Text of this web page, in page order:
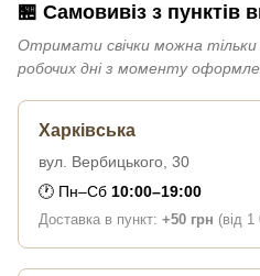
🏪 Самовивіз з пунктів
Отримати свічки можна тільки
робочих дні з моменту
Харківська
вул. Вербицького, 30
🕐 Пн–Сб 10:00–19:00
Доставка в пункт: +50 грн (від